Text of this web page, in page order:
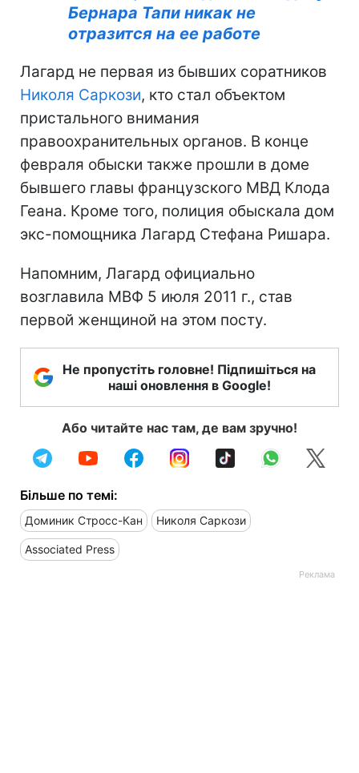
Бернара Тапи никак не
отразится на ее работе
Лагард не первая из бывших соратников
Николя Саркози, кто стал объектом
пристального внимания
правоохранительных органов. В конце
февраля обыски также прошли в доме
бывшего главы французского МВД Клода
Геана. Кроме того, полиция обыскала дом
экс-помощника Лагард Стефана Ришара.
Напомним, Лагард официально
возглавила МВФ 5 июля 2011 г., став
первой женщиной на этом посту.
Не пропустіть головне! Підпишіться на
наші оновлення в Google!
Або читайте нас там, де вам зручно!
Більше по темі:
Доминик Стросс-Кан Николя Саркози
Associated Press